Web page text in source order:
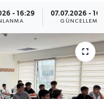
- 16:29 07.07.2026 -
GÜNCELLEME